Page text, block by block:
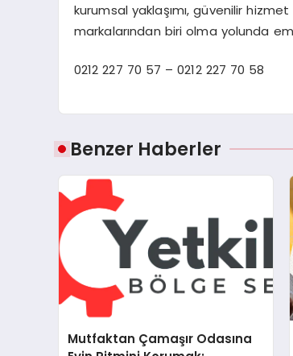
kurumsal yaklaşımı, güvenilir hizmet
markalarından biri olma yolunda
0212 227 70 57 – 0212 227 70 58
Benzer Haberler
Mutfaktan Çamaşır Odasına